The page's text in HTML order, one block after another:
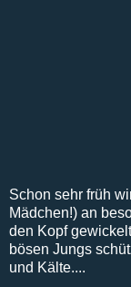
Schon sehr früh
Mädchen!) an
den Kopf
bösen Jungs
und Kälte....